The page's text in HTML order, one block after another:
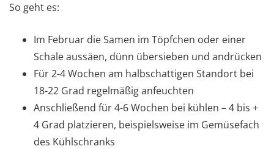
So geht es:
Im Februar die Samen im Töpfchen oder einer
Schale aussäen, dünn übersieben und andrücken
Für 2-4 Wochen am halbschattigen Standort bei
18-22 Grad regelmäßig anfeuchten
Anschließend für 4-6 Wochen bei kühlen – 4 bis +
4 Grad platzieren, beispielsweise im Gemüsefach
des Kühlschranks